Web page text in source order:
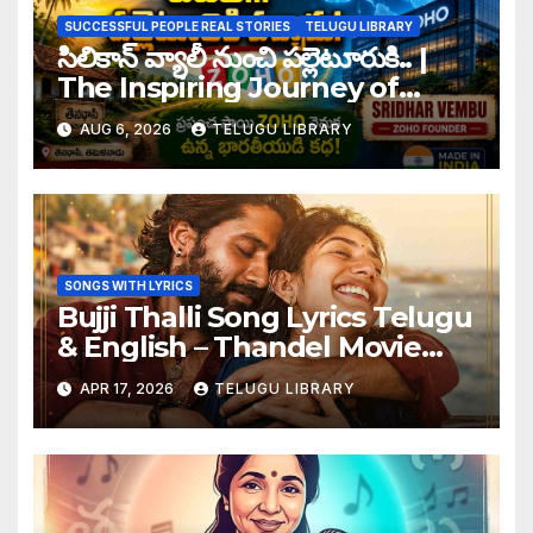
SUCCESSFUL PEOPLE REAL STORIES TELUGU LIBRARY
సిలికాన్ వ్యాలీ నుంచి పల్లెటూరుకి.. |
The Inspiring Journey of
Zoho Founder Sridhar Vembu
AUG 6, 2026 TELUGU LIBRARY
SONGS WITH LYRICS
Bujji Thalli Song Lyrics Telugu
& English – Thandel Movie
Full Lyrics
APR 17, 2026 TELUGU LIBRARY